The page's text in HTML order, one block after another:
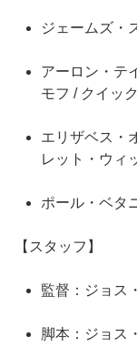
ジェームズ・
アーロン・テ
モフ / クイッ
エリザベス・
レット・ウィ
ポール・ベタ
【スタッフ】
監督：ジョス
脚本：ジョス